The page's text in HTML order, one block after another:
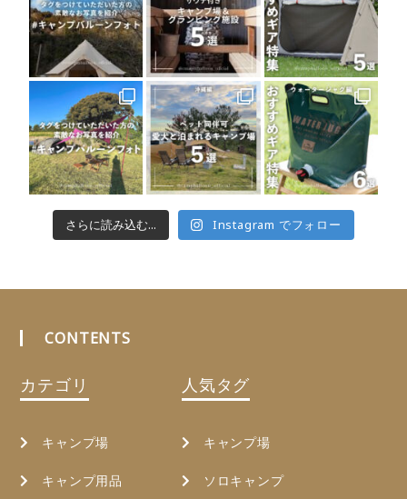
さらに読み込む... Instagram でフォロー
CONTENTS
カテゴリ
キャンプ場
キャンプ用品
人気タグ
キャンプ場
ソロキャンプ